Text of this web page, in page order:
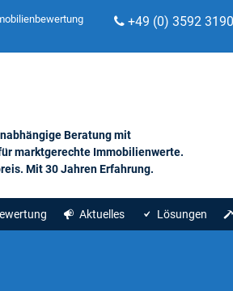
+49 (0) 3592
Beratung mit
marktgerechte Immobilienwerte.
Mit 30 Jahren Erfahrung.
Aktuelles Lösungen